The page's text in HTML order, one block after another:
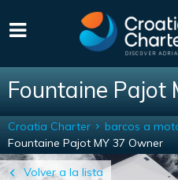
Fountaine Pajot
Volver a la lista
Croatia Charter
barcos a
Fountaine Pajot MY 37 Owner